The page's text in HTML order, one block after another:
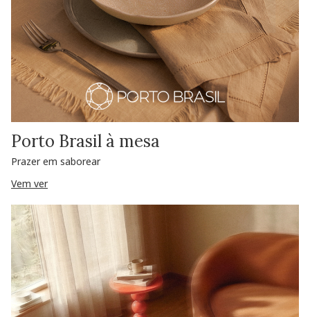
Porto Brasil à mesa
Prazer em saborear
Vem ver